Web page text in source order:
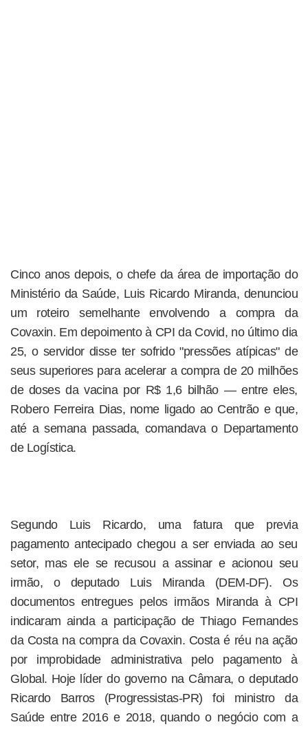
Cinco anos depois, o chefe da área de importação do
Ministério da Saúde, Luis Ricardo Miranda, denunciou
um roteiro semelhante envolvendo a compra da
Covaxin. Em depoimento à CPI da Covid, no último dia
25, o servidor disse ter sofrido "pressões atípicas" de
seus superiores para acelerar a compra de 20 milhões
de doses da vacina por R$ 1,6 bilhão — entre eles,
Robero Ferreira Dias, nome ligado ao Centrão e que,
até a semana passada, comandava o Departamento
de Logística.
Segundo Luis Ricardo, uma fatura que previa
pagamento antecipado chegou a ser enviada ao seu
setor, mas ele se recusou a assinar e acionou seu
irmão, o deputado Luis Miranda (DEM-DF). Os
documentos entregues pelos irmãos Miranda à CPI
indicaram ainda a participação de Thiago Fernandes
da Costa na compra da Covaxin. Costa é réu na ação
por improbidade administrativa pelo pagamento à
Global. Hoje líder do governo na Câmara, o deputado
Ricardo Barros (Progressistas-PR) foi ministro da
Saúde entre 2016 e 2018, quando o negócio com a